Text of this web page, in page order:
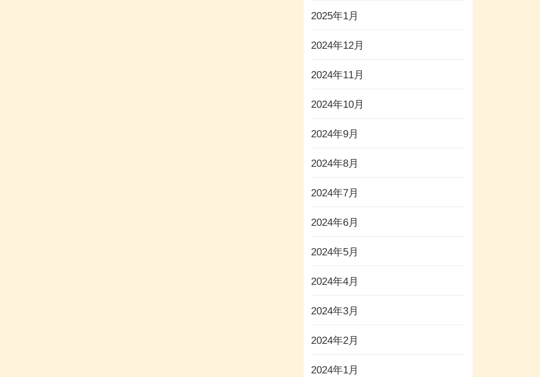
2025年1月
2024年12月
2024年11月
2024年10月
2024年9月
2024年8月
2024年7月
2024年6月
2024年5月
2024年4月
2024年3月
2024年2月
2024年1月